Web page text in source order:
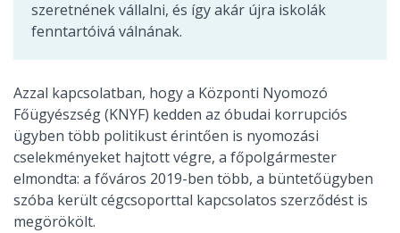
szeretnének vállalni, és így akár újra iskolák
fenntartóivá válnának.
Azzal kapcsolatban, hogy a Központi Nyomozó
Főügyészség (KNYF) kedden az óbudai korrupciós
ügyben több politikust érintően is nyomozási
cselekményeket hajtott végre, a főpolgármester
elmondta: a főváros 2019-ben több, a büntetőügyben
szóba került cégcsoporttal kapcsolatos szerződést is
megörökölt.